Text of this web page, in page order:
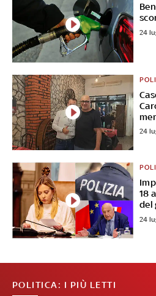
24
24
18
del
24
POLITICA: I PIÙ LETTI